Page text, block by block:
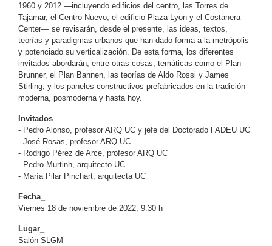
1960 y 2012 —incluyendo edificios del centro, las Torres de
Tajamar, el Centro Nuevo, el edificio Plaza Lyon y el Costanera
Center— se revisarán, desde el presente, las ideas, textos,
teorías y paradigmas urbanos que han dado forma a la metrópolis
y potenciado su verticalización. De esta forma, los diferentes
invitados abordarán, entre otras cosas, temáticas como el Plan
Brunner, el Plan Bannen, las teorías de Aldo Rossi y James
Stirling, y los paneles constructivos prefabricados en la tradición
moderna, posmoderna y hasta hoy.
Invitados_
- Pedro Alonso, profesor ARQ UC y jefe del Doctorado FADEU UC
- José Rosas, profesor ARQ UC
- Rodrigo Pérez de Arce, profesor ARQ UC
- Pedro Murtinh, arquitecto UC
- María Pilar Pinchart, arquitecta UC
Fecha_
Viernes 18 de noviembre de 2022, 9:30 h
Lugar_
Salón SLGM